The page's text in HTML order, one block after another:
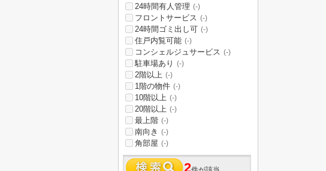
24時間有人管理 (-)
フロントサービス (-)
24時間ゴミ出し可 (-)
住戸内覧可能 (-)
コンシェルジュサービス (-)
駐車場あり (-)
2階以上 (-)
1階の物件 (-)
10階以上 (-)
20階以上 (-)
最上階 (-)
南向き (-)
角部屋 (-)
2